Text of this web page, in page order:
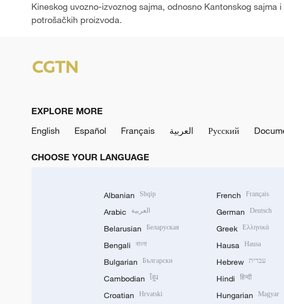
Kineskog uvozno-izvoznog sajma, odnosno Kantonskog sajma
potrošačkih proizvoda.
EXPLORE MORE
English
Español Français العربية Русский
CHOOSE YOUR LANGUAGE
Albanian Shqip
Arabic العربية
Belarusian Беларуская
Bengali বাংলা
Bulgarian Български
Cambodian ខ្មែរ
Croatian Hrvatski
French Français
German Deutsch
Greek Ελληνικά
Hausa Hausa
Hebrew עברית
Hindi हिन्दी
Hungarian Magyar